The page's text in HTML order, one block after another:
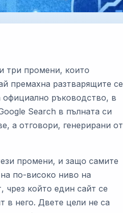
три промени, които
премахна разтварящите се
официално ръководство, в
Search в пълната си
а отговори, генерирани от
промени, и защо самите
по-високо ниво на
чрез който един сайт се
в него. Двете цели не са